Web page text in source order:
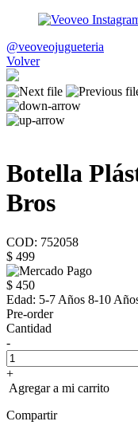
@veoveojugueteria
Volver
Botella
Bros
COD: 752058
$ 499
$ 450
Edad: 5-7 Años 8-10
Pre-order
Cantidad
-
+
Agregar a mi carrito
Compartir